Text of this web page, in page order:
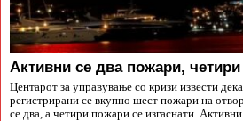
Aктивни се два пожари, четири
Центарот за управување со кризи извести
регистрирани се вкупно шест пожари на
се два, а четири пожари се изгаснати.